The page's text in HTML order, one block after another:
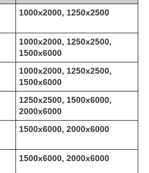
1000х2000, 1250х2500
1000х2000, 1250х2500,
1500х6000
1000х2000, 1250х2500,
1500х6000
1250х2500, 1500х6000,
2000х6000
1500х6000, 2000х6000
1500х6000, 2000х6000